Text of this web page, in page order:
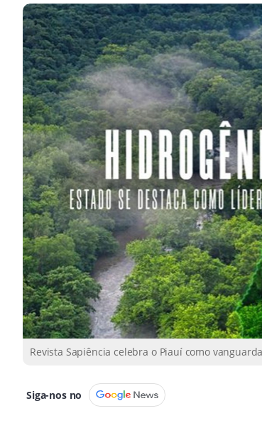
Revista Sapiência celebra o Piauí como
Siga-nos no